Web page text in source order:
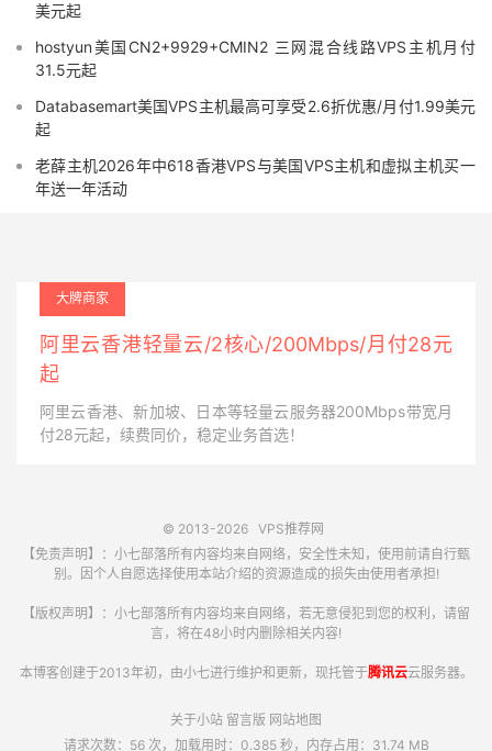
美元起
hostyun美国CN2+9929+CMIN2 三网混合线路VPS主机月付
31.5元起
Databasemart美国VPS主机最高可享受2.6折优惠/月付1.99美元
起
老薛主机2026年中618香港VPS与美国VPS主机和虚拟主机买一
年送一年活动
大牌商家
阿里云香港轻量云/2核心/200Mbps/月付28元
起
阿里云香港、新加坡、日本等轻量云服务器200Mbps带宽月
付28元起，续费同价，稳定业务首选！
© 2013-2026 VPS推荐网
【免责声明】：小七部落所有内容均来自网络，安全性未知，使用前请自行甄
别。因个人自愿选择使用本站介绍的资源造成的损失由使用者承担!
【版权声明】：小七部落所有内容均来自网络，若无意侵犯到您的权利，请留
言，将在48小时内删除相关内容!
本博客创建于2013年初，由小七进行维护和更新，现托管于腾讯云云服务器。
关于小站 留言版 网站地图
请求次数：56 次，加载用时：0.385 秒，内存占用：31.74 MB